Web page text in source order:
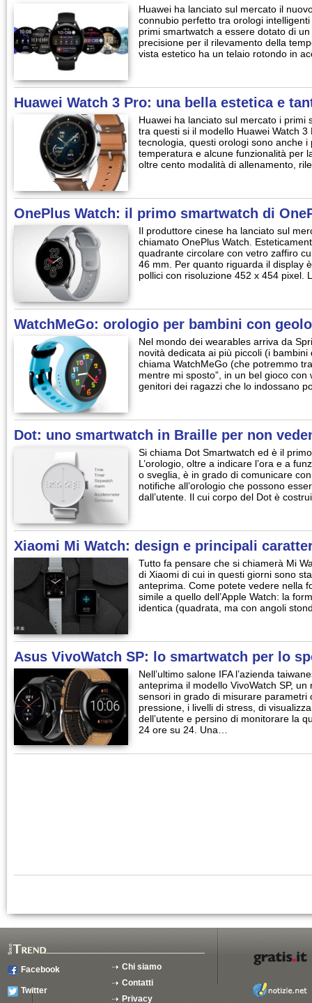
Huawei ha lanciato sul mercato il
connubio perfetto tra orologi
primi smartwatch a essere dotato di
precisione per il rilevamento della
vista estetico ha un telaio rotondo in
Huawei Watch 3 Pro: una bella estetica e
Huawei ha lanciato sul mercato i primi
tra questi si il modello Huawei Watch 3
tecnologia, questi orologi sono anche
temperatura e alcune funzionalità per
oltre cento modalità di allenamento,
OnePlus Watch: il primo smartwatch di
Il produttore cinese ha lanciato sul
chiamato OnePlus Watch.
quadrante circolare con vetro zaffiro
46 mm. Per quanto riguarda il display
pollici con risoluzione 452 x 454 pixel.
WatchMeGo: orologio per bambini con
Nel mondo dei wearables arriva da
novità dedicata ai più piccoli (i
chiama WatchMeGo (che potremmo
mentre mi sposto”, in un bel gioco con
genitori dei ragazzi che lo indossano
Dot: uno smartwatch in Braille per non
Si chiama Dot Smartwatch ed è il
L’orologio, oltre a indicare l’ora e a
o sveglia, è in grado di comunicare
notifiche all’orologio che possono
dall’utente. Il cui corpo del Dot è
Xiaomi Mi Watch: design e principali
Tutto fa pensare che si chiamerà Mi
di Xiaomi di cui in questi giorni sono
anteprima. Come potete vedere nella
simile a quello dell’Apple Watch: la
identica (quadrata, ma con angoli
Asus VivoWatch SP: lo smartwatch per lo
Nell’ultimo salone IFA l’azienda
anteprima il modello VivoWatch SP,
sensori in grado di misurare parametri
pressione, i livelli di stress, di
dell’utente e persino di monitorare la
24 ore su 24. Una…
Facebook
Twitter
Chi siamo
Contatti
Privacy